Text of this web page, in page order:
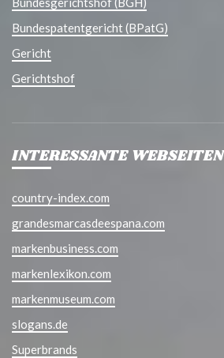
Bundespatentgericht (BPatG)
Gericht
Gerichtshof
INTERESSANTE WEBSEITEN
country-index.com
grandesmarcasdeespana.com
markenbusiness.com
markenlexikon.com
markenmuseum.com
slogans.de
Superbrands